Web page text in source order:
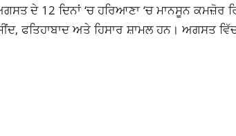
ਦੇ 12 ਦਿਨਾਂ ‘ਚ ਹਰਿਆਣਾ ‘ਚ ਮਾਨਸੂਨ ਕਮਜ਼ੋਰ
ਫਤਿਹਾਬਾਦ ਅਤੇ ਹਿਸਾਰ ਸ਼ਾਮਲ ਹਨ। ਅਗਸਤ